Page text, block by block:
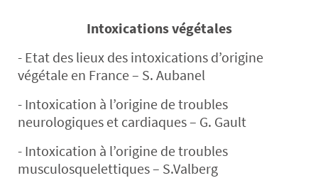
Intoxications végétales
- Etat des lieux des intoxications d’origine
végétale en France – S. Aubanel
- Intoxication à l’origine de troubles
neurologiques et cardiaques – G. Gault
- Intoxication à l’origine de troubles
musculosquelettiques – S.Valberg